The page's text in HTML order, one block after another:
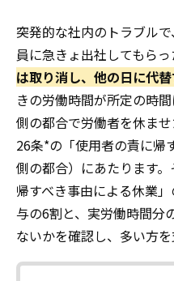
突発的な社内のトラブル
員に急きょ出社してもらっ
は取り消し、他の日に代
きの労働時間が所定の時
側の都合で労働者を休ま
26条*の「使用者の責に帰
側の都合）にあたります
帰すべき事由による休業
与の6割と、実労働時間分
ないかを確認し、多い方を